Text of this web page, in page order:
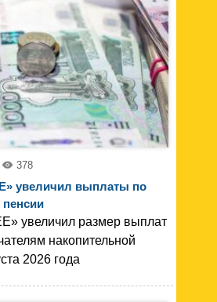
378
увеличил выплаты по
пенсии
увеличил размер выплат
накопительной
2026 года